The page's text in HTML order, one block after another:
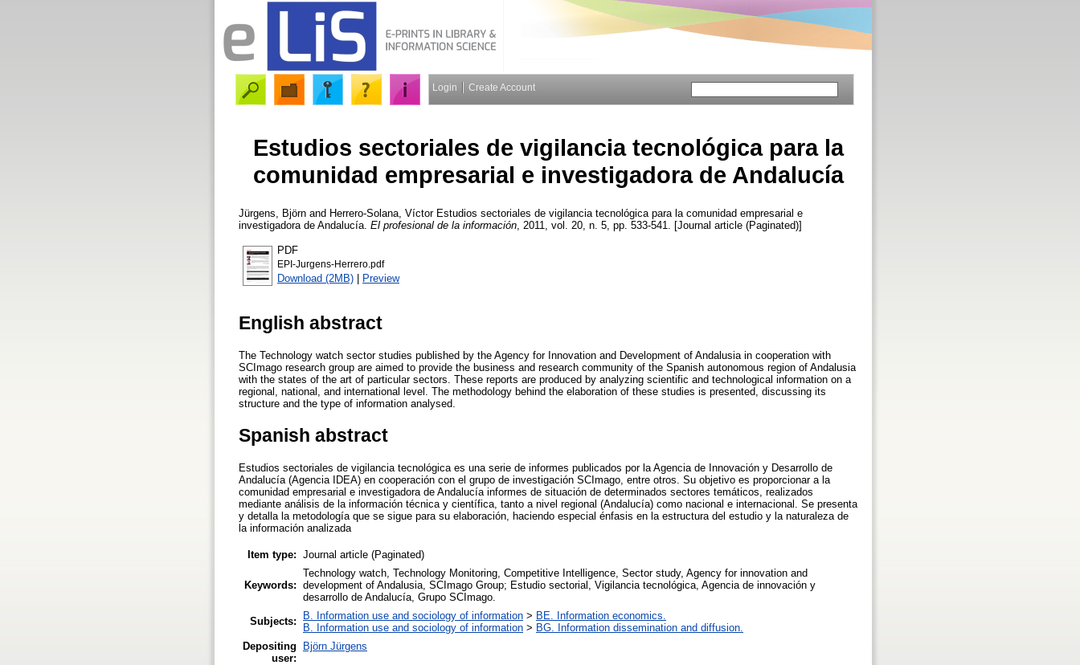
Login Create Account
Estudios sectoriales de vigilancia tecnológica para la
comunidad empresarial e investigadora de Andalucía
Jürgens, Björn and Herrero-Solana, VíctorEstudios sectoriales de vigilancia tecnológica para la comunidad empresarial e
investigadora de Andalucía. El profesional de la información , 2011, vol. 20, n. 5, pp. 533-541. [Journal article (Paginated)]
PDF
EPI-Jurgens-Herrero.pdf
Download (2MB) | Preview
English abstract
The Technology watch sector studies published by the Agency for Innovation and Development of Andalusia in cooperation with
SCImago research group are aimed to provide the business and research community of the Spanish autonomous region of Andalusia
with the states of the art of particular sectors. These reports are produced by analyzing scientific and technological information on a
regional, national, and international level. The methodology behind the elaboration of these studies is presented, discussing its
structure and the type of information analysed.
Spanish abstract
Estudios sectoriales de vigilancia tecnológica es una serie de informes publicados por la Agencia de Innovación y Desarrollo de
Andalucía (Agencia IDEA) en cooperación con el grupo de investigación SCImago, entre otros. Su objetivo es proporcionar a la
comunidad empresarial e investigadora de Andalucía informes de situación de determinados sectores temáticos, realizados
mediante análisis de la información técnica y científica, tanto a nivel regional (Andalucía) como nacional e internacional. Se presenta
y detalla la metodología que se sigue para su elaboración, haciendo especial énfasis en la estructura del estudio y la naturaleza de
la información analizada
Item type: Journal article (Paginated)
Keywords:
Technology watch, Technology Monitoring, Competitive Intelligence, Sector study, Agency for innovation and
development of Andalusia, SCImago Group; Estudio sectorial, Vigilancia tecnológica, Agencia de innovación y
desarrollo de Andalucía, Grupo SCImago.
Subjects:
B. Information use and sociology of information > BE. Information economics.
B. Information use and sociology of information > BG. Information dissemination and diffusion.
Depositing
user:
Björn Jürgens